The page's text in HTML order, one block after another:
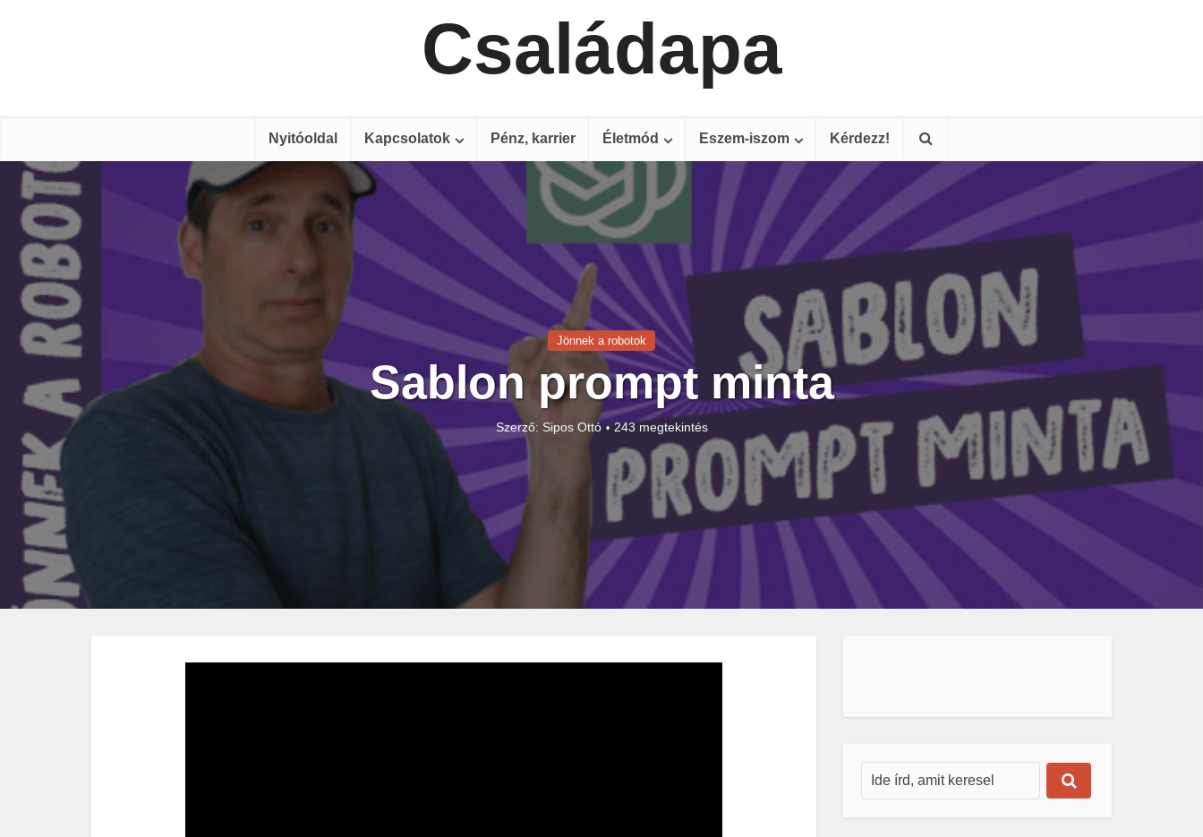
Családapa
Nyitóoldal Kapcsolatok Pénz, karrier Életmód Eszem-iszom Kérdezz!
Jönnek a robotok
Sablon prompt minta
Szerző: Sipos Ottó 243 megtekintés